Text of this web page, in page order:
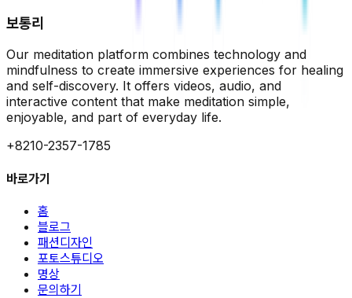
보통리
Our meditation platform combines technology and
mindfulness to create immersive experiences for healing
and self-discovery. It offers videos, audio, and
interactive content that make meditation simple,
enjoyable, and part of everyday life.
+8210-2357-1785
바로가기
홈
블로그
패션디자인
포토스튜디오
명상
문의하기